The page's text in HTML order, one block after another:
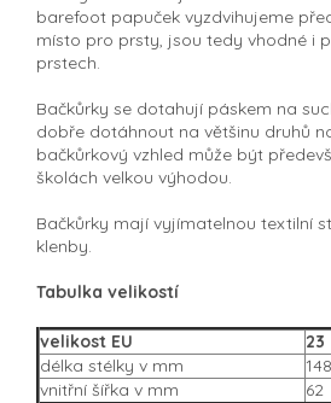
barefoot papuček vyzdvihujeme
místo pro prsty, jsou tedy vhodné i
prstech.
Bačkůrky se dotahují páskem na
dobře dotáhnout na většinu druhů
bačkůrkový vzhled může být
školách velkou výhodou.
Bačkůrky mají vyjímatelnou textilní
klenby.
Tabulka velikostí
velikost EU 23
délka stélky v mm
148
vnitřní šířka v mm
62